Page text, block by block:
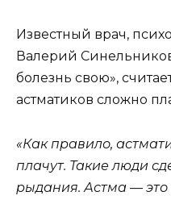
Известный врач,
Валерий
болезнь свою»,
астматиков сложно
«Как правило,
плачут. Такие люди
рыдания. Астма —